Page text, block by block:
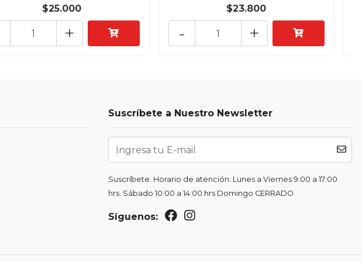
$25.000
+
$23.800
+
-
Suscríbete a Nuestro Newsletter
Suscríbete. Horario de atención: Lunes a Viernes 9:00 a 17:00
hrs. Sábado 10:00 a 14:00 hrs Domingo CERRADO
Síguenos: